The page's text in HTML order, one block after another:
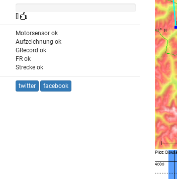
[]
Motorsensor ok
Aufzeichnung ok
GRecord ok
FR ok
Strecke ok
twitter facebook